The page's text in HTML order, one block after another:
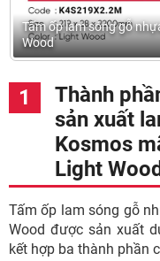
Tấm ốp lam sóng gỗ
Wood
Thành
sản xuất
Kosmos
Light Wood
Tấm ốp lam sóng gỗ
Wood được sản xuất
kết hợp ba thành phần